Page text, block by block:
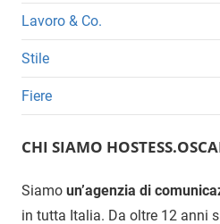
Lavoro & Co.
Stile
Fiere
CHI SIAMO
Siamo un’agenzia di
in tutta Italia. Da oltre 12 anni